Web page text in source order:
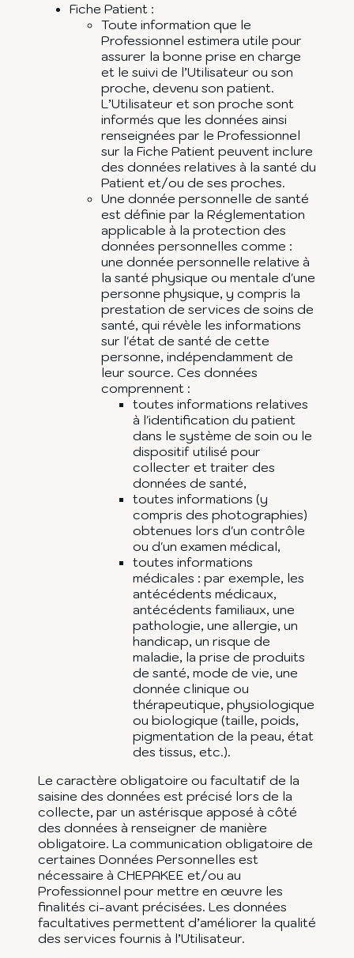
Fiche Patient :
Toute information que le
Professionnel estimera utile pour
assurer la bonne prise en charge
et le suivi de l’Utilisateur ou son
proche, devenu son patient.
L’Utilisateur et son proche sont
informés que les données ainsi
renseignées par le Professionnel
sur la Fiche Patient peuvent inclure
des données relatives à la santé du
Patient et/ou de ses proches.
Une donnée personnelle de santé
est définie par la Réglementation
applicable à la protection des
données personnelles comme :
une donnée personnelle relative à
la santé physique ou mentale d'une
personne physique, y compris la
prestation de services de soins de
santé, qui révèle les informations
sur l'état de santé de cette
personne, indépendamment de
leur source. Ces données
comprennent :
toutes informations relatives
à l'identification du patient
dans le système de soin ou le
dispositif utilisé pour
collecter et traiter des
données de santé,
toutes informations (y
compris des photographies)
obtenues lors d'un contrôle
ou d'un examen médical,
toutes informations
médicales : par exemple, les
antécédents médicaux,
antécédents familiaux, une
pathologie, une allergie, un
handicap, un risque de
maladie, la prise de produits
de santé, mode de vie, une
donnée clinique ou
thérapeutique, physiologique
ou biologique (taille, poids,
pigmentation de la peau, état
des tissus, etc.).
Le caractère obligatoire ou facultatif de la
saisine des données est précisé lors de la
collecte, par un astérisque apposé à côté
des données à renseigner de manière
obligatoire. La communication obligatoire de
certaines Données Personnelles est
nécessaire à CHEPAKEE et/ou au
Professionnel pour mettre en œuvre les
finalités ci-avant précisées. Les données
facultatives permettent d’améliorer la qualité
des services fournis à l’Utilisateur.